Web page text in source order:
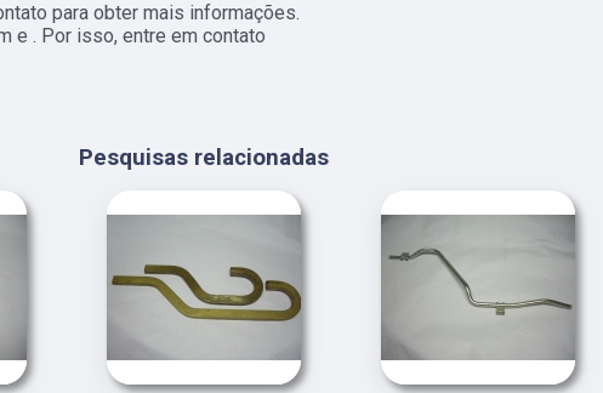
para obter mais informações.
e . Por isso, entre em contato
Pesquisas relacionadas